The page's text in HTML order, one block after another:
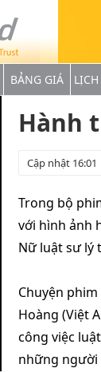
BẢNG GIÁ
Hành
Cập nhật
Trong bộ
với hình ảnh
Nữ luật sư lý
Chuyện
Hoàng (Việt
công việc
những người